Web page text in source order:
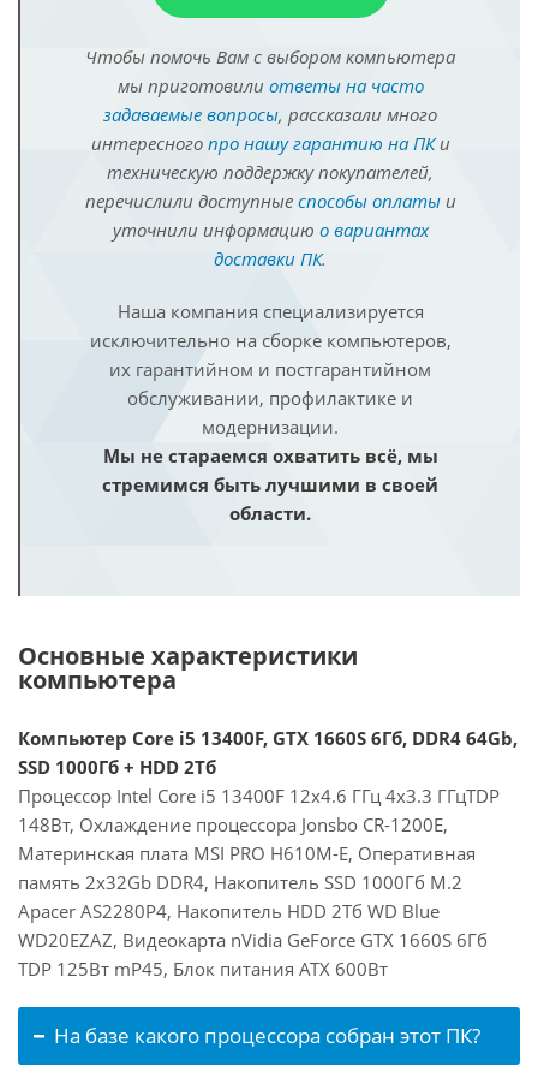
Чтобы помочь Вам с выбором компьютера
мы приготовили ответы на часто
задаваемые вопросы, рассказали много
интересного про нашу гарантию на ПКи
техническую поддержку покупателей,
перечислили доступные способы оплатыи
уточнили информацию о вариантах
доставки ПК.
Наша компания специализируется
исключительно на сборке компьютеров,
их гарантийном и постгарантийном
обслуживании, профилактике и
модернизации.
Мы не стараемся охватить всё, мы
стремимся быть лучшими в своей
области.
Основные характеристики
компьютера
Компьютер Core i5 13400F, GTX 1660S 6Гб, DDR4 64Gb,
SSD 1000Гб + HDD 2Тб
Процессор Intel Core i5 13400F 12x4.6 ГГц 4x3.3 ГГцTDP
148Вт, Охлаждение процессора Jonsbo CR-1200E,
Материнская плата MSI PRO H610M-E, Оперативная
память 2x32Gb DDR4, Накопитель SSD 1000Гб M.2
Apacer AS2280P4, Накопитель HDD 2Тб WD Blue
WD20EZAZ, Видеокарта nVidia GeForce GTX 1660S 6Гб
TDP 125Вт mP45, Блок питания ATX 600Вт
На базе какого процессора собран этот ПК?